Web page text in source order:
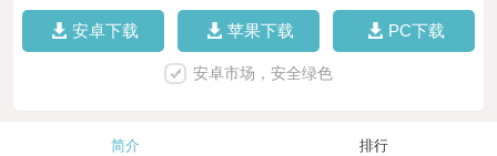
安卓下载 苹果下载 PC下载
安卓市场，安全绿色
简介 排行